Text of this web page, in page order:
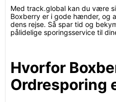
Med track.global kan du være
Boxberry er i gode hænder, og
dens rejse. Så spar tid og
pålidelige sporingsservice til
Hvorfor
Ordresporing